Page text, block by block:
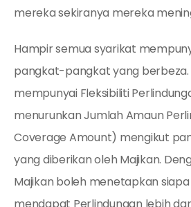
mereka sekiranya mereka
Hampir semua syarikat
pangkat-pangkat yang berbeza.
mempunyai Fleksibiliti
menurunkan Jumlah Amaun
Coverage Amount) mengikut
yang diberikan oleh Majikan.
Majikan boleh menetapkan